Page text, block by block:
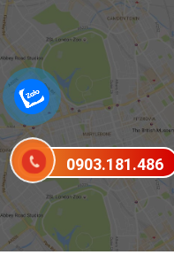
0903.181.486